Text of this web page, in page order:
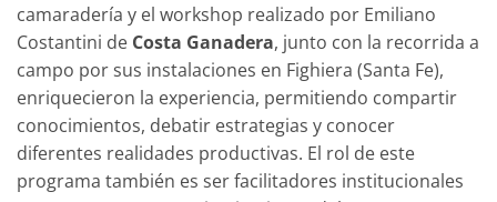
camaradería y el workshop realizado por Emiliano
Costantini de Costa Ganadera, junto con la recorrida a
campo por sus instalaciones en Fighiera (Santa Fe),
enriquecieron la experiencia, permitiendo compartir
conocimientos, debatir estrategias y conocer
diferentes realidades productivas. El rol de este
programa también es ser facilitadores institucionales